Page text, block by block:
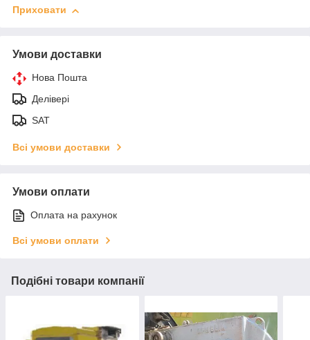
Приховати
Умови доставки
Нова Пошта
Делівері
SAT
Всі умови доставки
Умови оплати
Оплата на рахунок
Всі умови оплати
Подібні товари компанії